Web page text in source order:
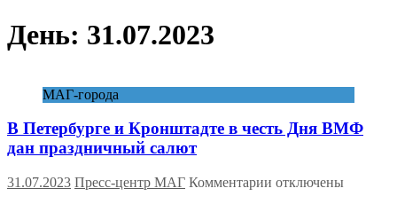
День: 31.07.2023
МАГ-города
В Петербурге и Кронштадте в честь Дня ВМФ
дан праздничный салют
31.07.2023 Пресс-центр МАГ Комментарии котключены